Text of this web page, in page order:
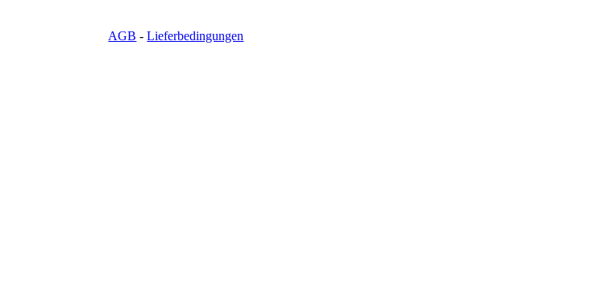
AGB -Lieferbedingungen